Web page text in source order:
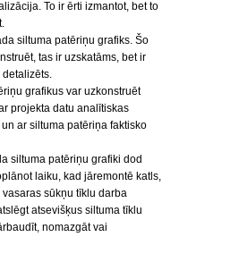
To ir ērti izmantot, bet to
siltuma patēriņu grafiks. Šo
tas ir uzskatāms, bet ir
grafikus var uzkonstruēt
projekta datu analītiskas
ar siltuma patēriņa faktisko
siltuma patēriņu grafiki dod
laiku, kad jāremontē katls,
sūkņu tīklu darba
atsevišķus siltuma tīklu
nomazgāt vai